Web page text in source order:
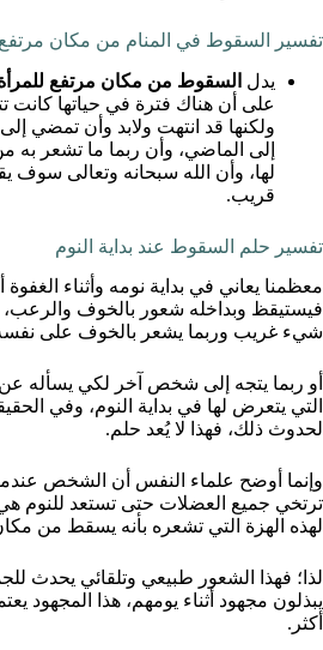
تفسير السقوط في المنام من مكان مرتفع
يدل السقوط من مكان مرتفع للمرأة
على أن هناك فترة في حياتها كانت
ولكنها قد انتهت ولابد وأن تمضي إلى
إلى الماضي، وأن ربما ما تشعر به
لها، وأن الله سبحانه وتعالى سوف
قريب.
تفسير حلم السقوط عند بداية النوم
معظمنا يعاني في بداية نومه وأثناء
فيستيقظ وبداخله شعور بالخوف والرعب،
شيء غريب وربما يشعر بالخوف على
أو ربما يتجه إلى شخص آخر لكي يسأله عن
التي يتعرض لها في بداية النوم، وفي
لحدوث ذلك، فهذا لا يُعد حلم.
وإنما أوضح علماء النفس أن الشخص عندما
ترتخي جميع العضلات حتى تستعد للنوم
لهذه الهزة التي تشعره بأنه يسقط من
لذا؛ فهذا الشعور طبيعي وتلقائي يحدث
يبذلون مجهود أثناء يومهم، هذا المجهود
أكثر.